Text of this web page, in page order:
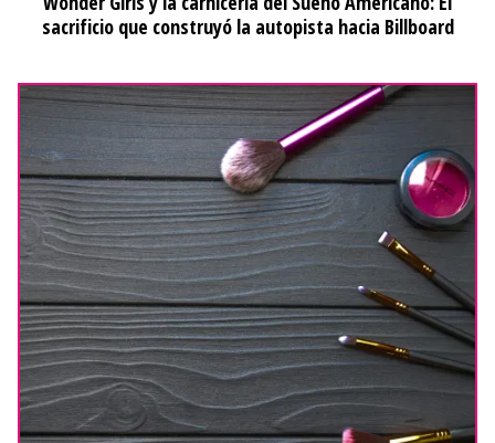
sacrificio que construyó la autopista hacia Billboard